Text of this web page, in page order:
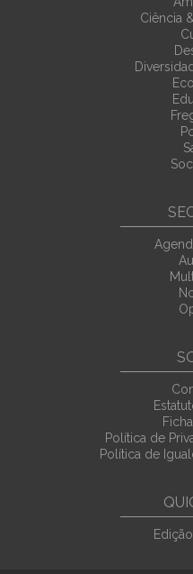
Ciência
Política de
Política de